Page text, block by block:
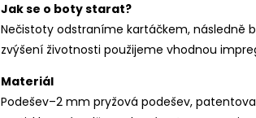
Jak se o boty starat?
Nečistoty odstraníme kartáčkem, následně
zvýšení životnosti použijeme vhodnou
Materiál
Podešev–2 mm pryžová podešev,